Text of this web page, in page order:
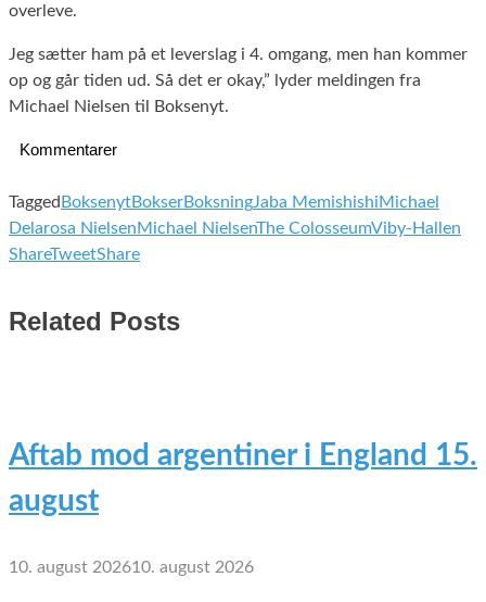
overleve.
Jeg sætter ham på et leverslag i 4. omgang, men han kommer
op og går tiden ud. Så det er okay,” lyder meldingen fra
Michael Nielsen til Boksenyt.
Kommentarer
Tagged BoksenytBokserBoksningJaba MemishishiMichael
Delarosa NielsenMichael NielsenThe ColosseumViby-Hallen
ShareTweetShare
Related Posts
Aftab mod argentiner i England 15.
august
10. august 202610. august 2026